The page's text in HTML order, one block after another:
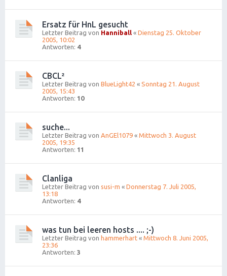
Ersatz für HnL gesucht
Letzter Beitrag von Hanniball « Dienstag 25. Oktober
2005, 10:02
Antworten: 4
CBCL²
Letzter Beitrag von BlueLight42 « Sonntag 21. August
2005, 15:43
Antworten: 10
suche...
Letzter Beitrag von AnGEl1079 « Mittwoch 3. August
2005, 19:35
Antworten: 11
Clanliga
Letzter Beitrag von susi-m « Donnerstag 7. Juli 2005,
13:18
Antworten: 4
was tun bei leeren hosts .... ;-)
Letzter Beitrag von hammerhart « Mittwoch 8. Juni 2005,
23:36
Antworten: 3